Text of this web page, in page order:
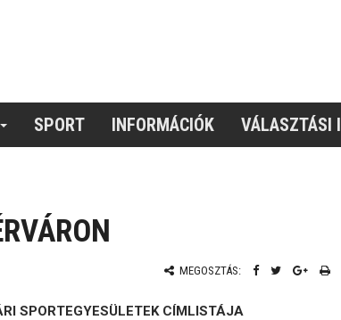
SPORT INFORMÁCIÓK VÁLASZTÁSI
MEGOSZTÁS:
SPORTEGYESÜLETEK CÍMLISTÁJA